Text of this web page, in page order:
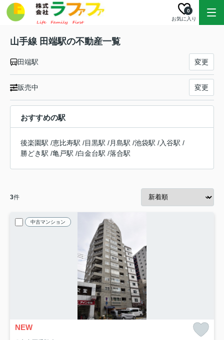
お気に入り
0
山手線 田端駅の不動産一覧
田端駅 変更
販売中 変更
おすすめの駅
後楽園駅 /恵比寿駅 /目黒駅 /月島駅 /池袋駅 /入谷駅 /
勝どき駅 /亀戸駅 /白金台駅 /落合駅
3件
中古マンション
NEW